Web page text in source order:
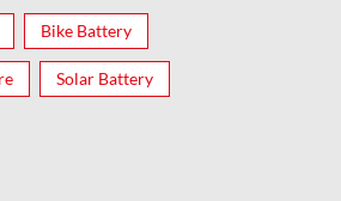
Bike Battery
Solar Battery